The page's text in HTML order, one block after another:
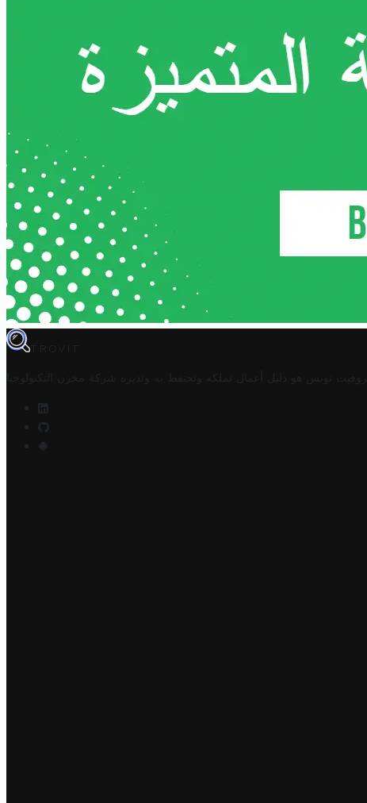
TROVIT
تروفيت تونس هو دليل أعمال تملكه وتحتفظ به وتديره شركة مخزن التكنولوجيا